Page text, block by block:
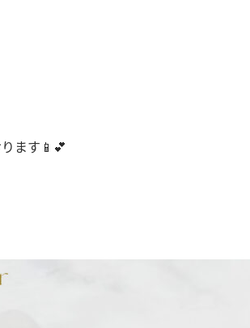
ます📱💕